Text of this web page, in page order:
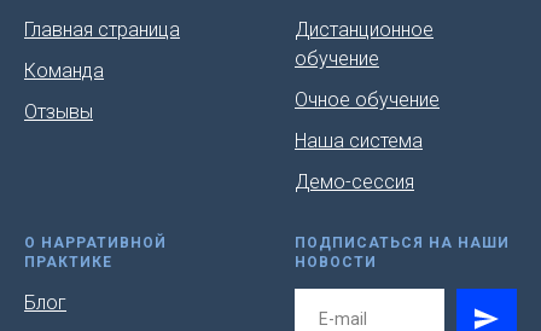
Главная страница
Команда
Отзывы
Дистанционное
обучение
Очное обучение
Наша система
Демо-сессия
О НАРРАТИВНОЙ
ПРАКТИКЕ
Блог
ПОДПИСАТЬСЯ НА НАШИ
НОВОСТИ